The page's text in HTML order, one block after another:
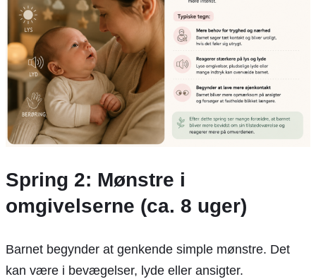
Spring 2: Mønstre i
omgivelserne (ca. 8 uger)
Barnet begynder at genkende simple mønstre. Det
kan være i bevægelser, lyde eller ansigter.